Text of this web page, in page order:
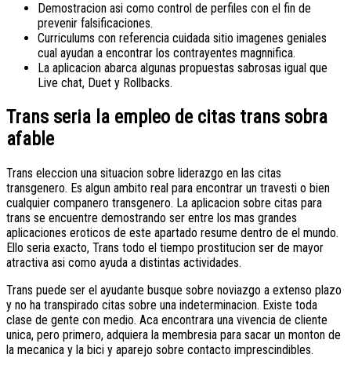
Demostracion asi­ como control de perfiles con el fin de
prevenir falsificaciones.
Curriculums con referencia cuidada sitio imagenes geniales
cual ayudan a encontrar los contrayentes magnnifica.
La aplicacion abarca algunas propuestas sabrosas igual que
Live chat, Duet y Rollbacks.
Trans seri­a la empleo de citas trans sobra
afable
Trans eleccion una situacion sobre liderazgo en las citas
transgenero. Es algun ambito real para encontrar un travesti o bien
cualquier companero transgenero. La aplicacion sobre citas para
trans se encuentre demostrando ser entre los mas grandes
aplicaciones eroticos de este apartado resume dentro de el mundo.
Ello seri­a exacto, Trans todo el tiempo prostitucion ser de mayor
atractiva asi­ como ayuda a distintas actividades.
Trans puede ser el ayudante busque sobre noviazgo a extenso plazo
y no ha transpirado citas sobre una indeterminacion. Existe toda
clase de gente con medio. Aca encontrara una vivencia de cliente
unica, pero primero, adquiera la membresia para sacar un monton de
la mecanica y la bici y aparejo sobre contacto imprescindibles.